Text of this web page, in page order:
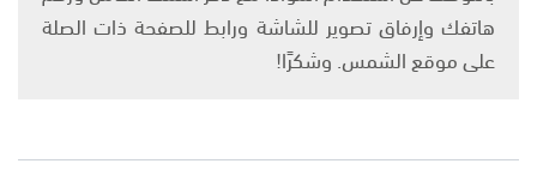
هاتفك وإرفاق تصوير للشاشة ورابط للصفحة ذات الصلة
على موقع الشمس. وشكرًا!